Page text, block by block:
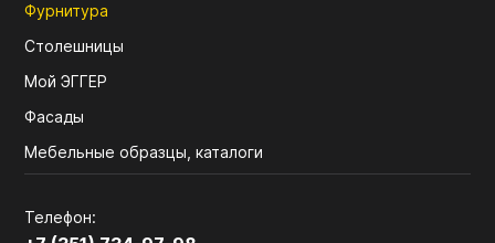
Фурнитура
Столешницы
Мой ЭГГЕР
Фасады
Мебельные образцы, каталоги
Телефон: